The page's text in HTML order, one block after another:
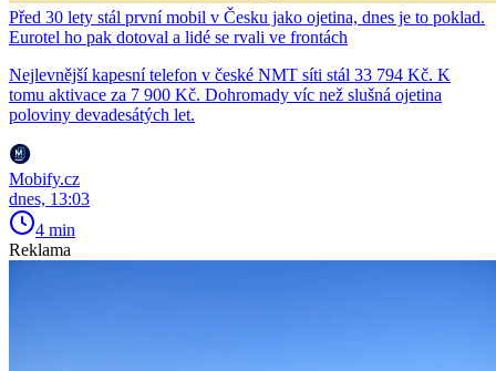
Před 30 lety stál první mobil v Česku jako ojetina, dnes je to poklad.
Eurotel ho pak dotoval a lidé se rvali ve frontách
Nejlevnější kapesní telefon v české NMT síti stál 33 794 Kč. K
tomu aktivace za 7 900 Kč. Dohromady víc než slušná ojetina
poloviny devadesátých let.
Mobify.cz
dnes, 13:03
4 min
Reklama